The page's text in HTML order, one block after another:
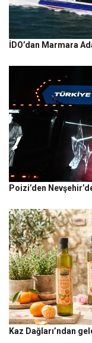
İDO’dan Marmara
Poizi’den
Kaz Dağları’ndan